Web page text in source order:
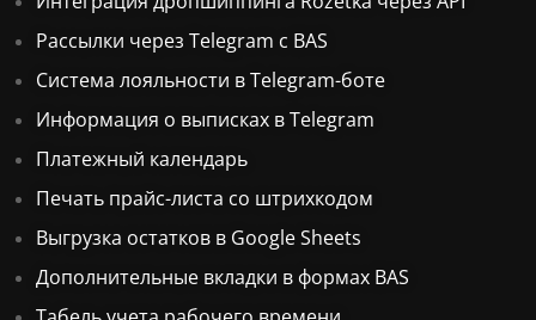
Рассылки через Telegram с BAS
Система лояльности в Telegram-боте
Информация о выписках в Telegram
Платежный календарь
Печать прайс-листа со штрихкодом
Выгрузка остатков в Google Sheets
Дополнительные вкладки в формах BAS